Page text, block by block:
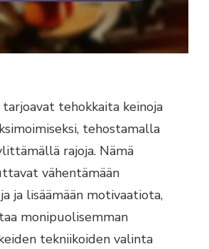
tehokkaita keinoja
tehostamalla
rajoja. Nämä
vähentämään
ja lisäämään motivaatiota,
monipuolisemman
tekniikoiden valinta